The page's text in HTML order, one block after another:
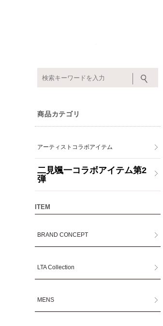
商品カテゴリ
アーティストコラボアイテム
二見颯一コラボアイテム第2
弾
ITEM
BRAND CONCEPT
LTA Collection
MENS